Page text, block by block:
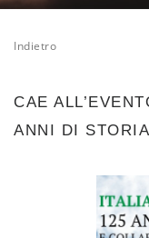
Indietro
CAE
ANNI DI